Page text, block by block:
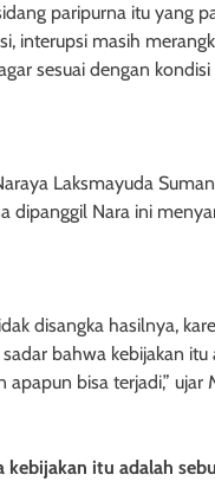
paripurna itu yang
interupsi masih
sesuai dengan
Laksmayuda
dipanggil Nara ini
disangka hasilnya,
bahwa kebijakan
bisa terjadi,”
kebijakan itu adalah